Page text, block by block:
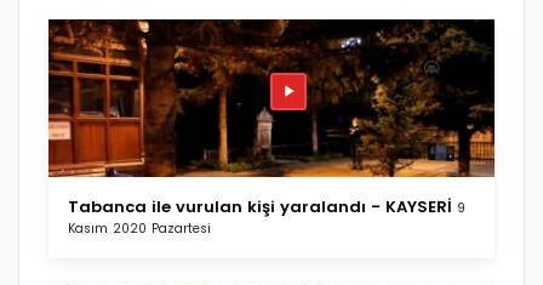
Tabanca ile vurulan kişi yaralandı - KAYSERİ 9
Kasım 2020 Pazartesi